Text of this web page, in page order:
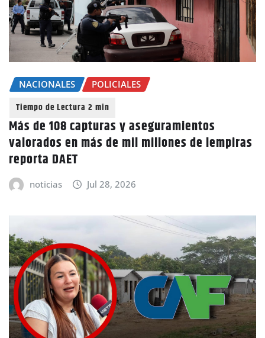
NACIONALES POLICIALES
Más de 108 capturas y aseguramientos
valorados en más de mil millones de lempiras
reporta DAET
noticias Jul 28, 2026